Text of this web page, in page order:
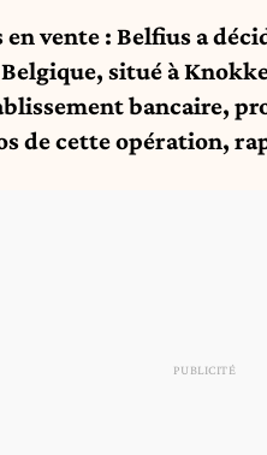
vente : Belfius a
situé à
bancaire,
de cette opération,